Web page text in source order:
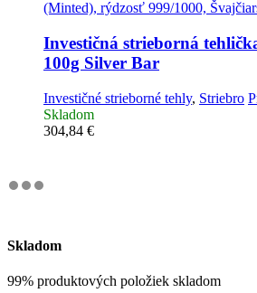
Investičná strieborná
100g Silver Bar
Investičné strieborné tehly, Striebro
Skladom
304,84 €
Skladom
99% produktových položiek skladom